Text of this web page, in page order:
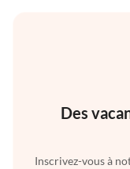
Des
Inscrivez-vous à